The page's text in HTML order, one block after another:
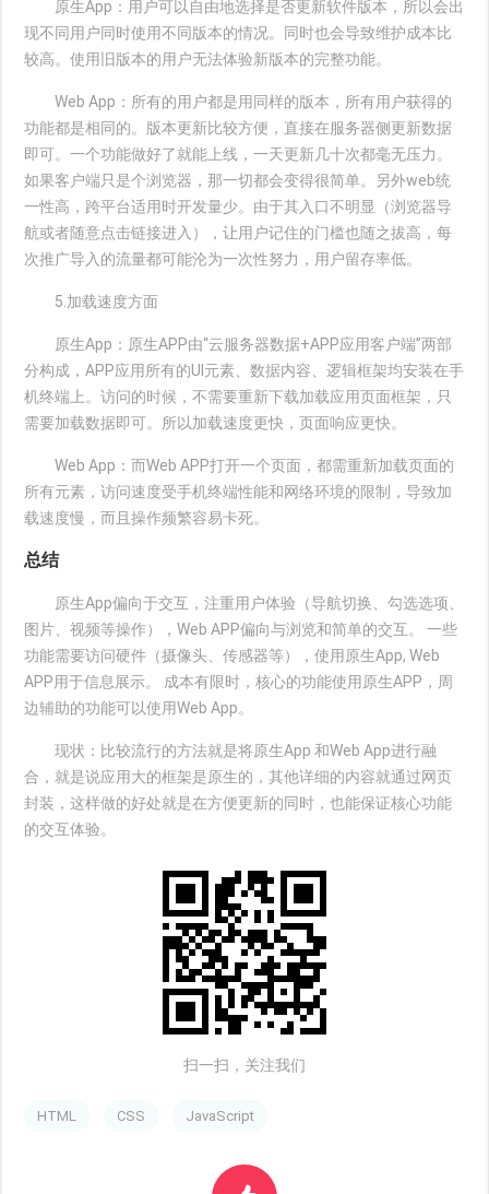
原生App：用户可以自由地选择是否更新软件版本，所以会出
现不同用户同时使用不同版本的情况。同时也会导致维护成本比
较高。使用旧版本的用户无法体验新版本的完整功能。
Web App：所有的用户都是用同样的版本，所有用户获得的
功能都是相同的。版本更新比较方便，直接在服务器侧更新数据
即可。一个功能做好了就能上线，一天更新几十次都毫无压力。
如果客户端只是个浏览器，那一切都会变得很简单。另外web统
一性高，跨平台适用时开发量少。由于其入口不明显（浏览器导
航或者随意点击链接进入），让用户记住的门槛也随之拔高，每
次推广导入的流量都可能沦为一次性努力，用户留存率低。
5.加载速度方面
原生App：原生APP由“云服务器数据+APP应用客户端”两部
分构成，APP应用所有的UI元素、数据内容、逻辑框架均安装在手
机终端上。访问的时候，不需要重新下载加载应用页面框架，只
需要加载数据即可。所以加载速度更快，页面响应更快。
Web App：而Web APP打开一个页面，都需重新加载页面的
所有元素，访问速度受手机终端性能和网络环境的限制，导致加
载速度慢，而且操作频繁容易卡死。
总结
原生App偏向于交互，注重用户体验（导航切换、勾选选项、
图片、视频等操作），Web APP偏向与浏览和简单的交互。 一些
功能需要访问硬件（摄像头、传感器等），使用原生App, Web
APP用于信息展示。 成本有限时，核心的功能使用原生APP，周
边辅助的功能可以使用Web App。
现状：比较流行的方法就是将原生App 和Web App进行融
合，就是说应用大的框架是原生的，其他详细的内容就通过网页
封装，这样做的好处就是在方便更新的同时，也能保证核心功能
的交互体验。
扫一扫，关注我们
HTML CSS JavaScript